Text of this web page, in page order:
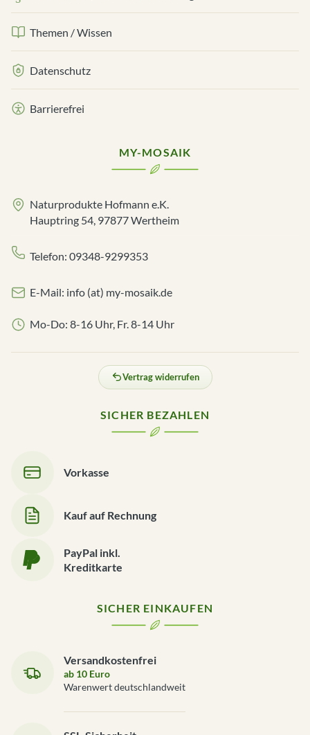
Themen / Wissen
Datenschutz
Barrierefrei
MY-MOSAIK
Naturprodukte Hofmann e.K.
Hauptring 54, 97877 Wertheim
Telefon: 09348-9299353
E-Mail: info (at) my-mosaik.de
Mo-Do: 8-16 Uhr, Fr. 8-14 Uhr
Vertrag widerrufen
SICHER BEZAHLEN
Vorkasse
Kauf auf Rechnung
PayPal inkl.
Kreditkarte
SICHER EINKAUFEN
Versandkostenfrei
ab 10 Euro
Warenwert deutschlandweit